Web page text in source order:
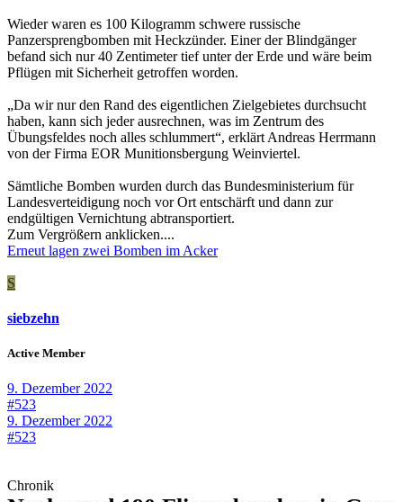
Wieder waren es 100 Kilogramm schwere russische
Panzersprengbomben mit Heckzünder. Einer der Blindgänger
befand sich nur 40 Zentimeter tief unter der Erde und wäre beim
Pflügen mit Sicherheit getroffen worden.
„Da wir nur den Rand des eigentlichen Zielgebietes durchsucht
haben, kann sich jeder ausrechnen, was im Zentrum des
Übungsfeldes noch alles schlummert“, erklärt Andreas Herrmann
von der Firma EOR Munitionsbergung Weinviertel.
Sämtliche Bomben wurden durch das Bundesministerium für
Landesverteidigung noch vor Ort entschärft und dann zur
endgültigen Vernichtung abtransportiert.
Zum Vergrößern anklicken....
Erneut lagen zwei Bomben im Acker
S
siebzehn
Active Member
9. Dezember 2022
#523
9. Dezember 2022
#523
Chronik